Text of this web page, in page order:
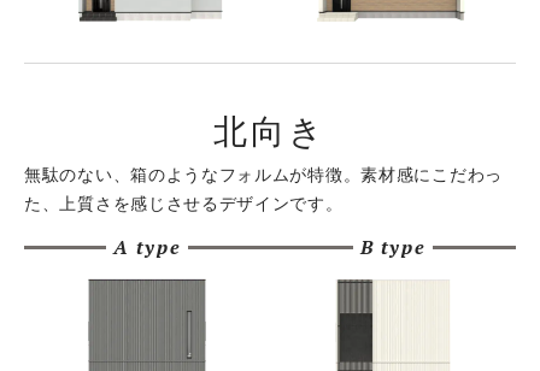
北向き
無駄のない、箱のようなフォルムが特徴。素材感にこだわっ
た、上質さを感じさせるデザインです。
A type B type